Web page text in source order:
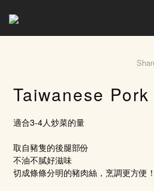
Taiwanese Pork
適合3-4人炒菜的量
取自豬隻的後腿部份
不油不膩好滋味
切成條條分明的豬肉絲，烹調更方便！